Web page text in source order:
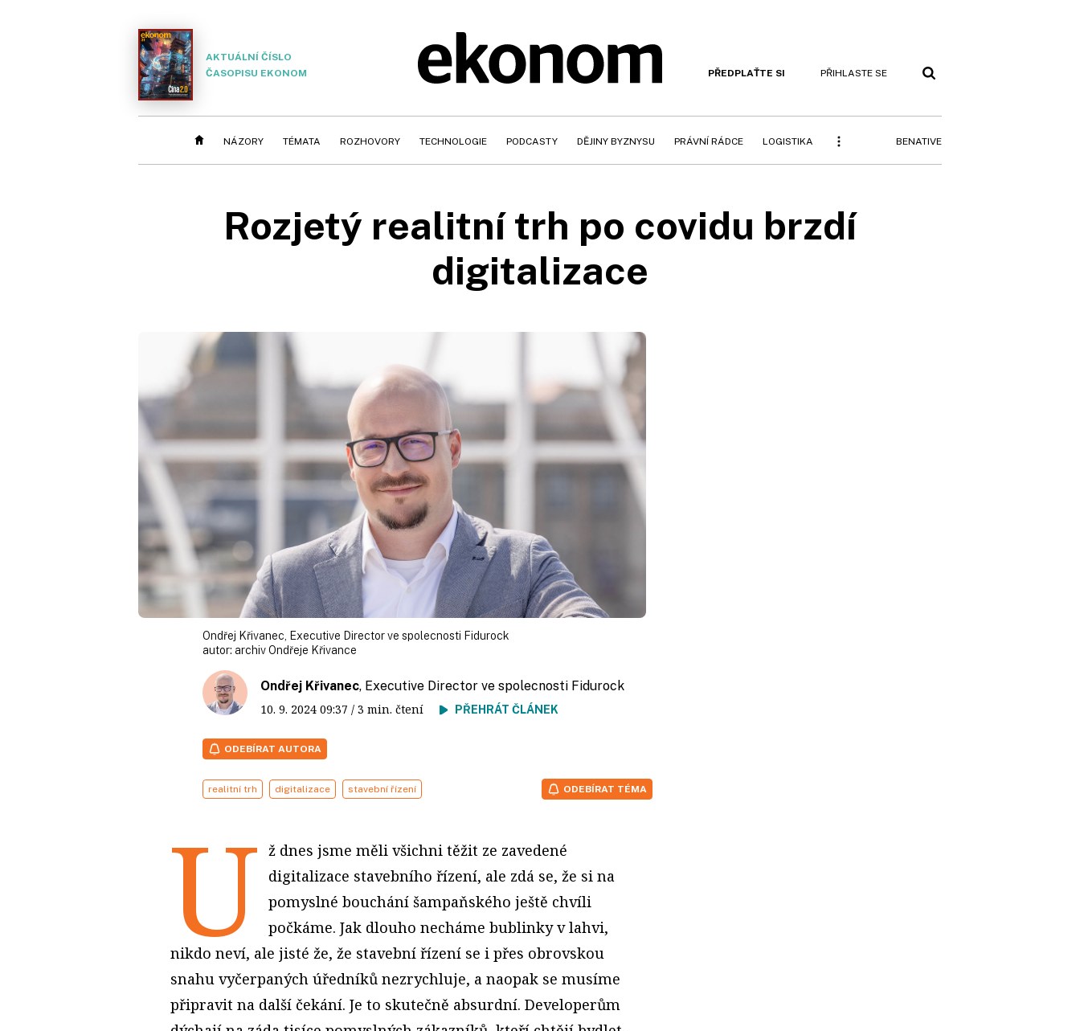
AKTUÁLNÍ ČÍSLO
ČASOPISU EKONOM
PŘEDPLAŤTE SI PŘIHLASTE SE
NÁZORY TÉMATA ROZHOVORY TECHNOLOGIE PODCASTY DĚJINY BYZNYSU PRÁVNÍ RÁDCE LOGISTIKA BENATIVE
Rozjetý realitní trh po covidu brzdí
digitalizace
Ondřej Křivanec, Executive Director ve spolecnosti Fidurock
autor: archiv Ondřeje Křivance
Ondřej Křivanec, Executive Director ve spolecnosti Fidurock
10. 9. 2024 09:37 / 3 min. čtení PŘEHRÁT ČLÁNEK
ODEBÍRAT AUTORA
realitní trh digitalizace stavební řízení ODEBÍRAT TÉMA
U
ž dnes jsme měli všichni těžit ze zavedené
digitalizace stavebního řízení, ale zdá se, že si na
pomyslné bouchání šampaňského ještě chvíli
počkáme. Jak dlouho necháme bublinky v lahvi,
nikdo neví, ale jisté že, že stavební řízení se i přes obrovskou
snahu vyčerpaných úředníků nezrychluje, a naopak se musíme
připravit na další čekání. Je to skutečně absurdní. Developerům